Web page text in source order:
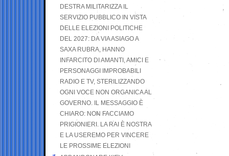
DESTRA MILITARIZZA IL
SERVIZIO PUBBLICO IN VISTA
DELLE ELEZIONI POLITICHE
DEL 2027: DA VIA ASIAGO A
SAXA RUBRA, HANNO
INFARCITO DI AMANTI, AMICI E
PERSONAGGI IMPROBABILI
RADIO E TV, STERILIZZANDO
OGNI VOCE NON ORGANICA AL
GOVERNO. IL MESSAGGIO È
CHIARO: NON FACCIAMO
PRIGIONIERI. LA RAI È NOSTRA
E LA USEREMO PER VINCERE
LE PROSSIME ELEZIONI